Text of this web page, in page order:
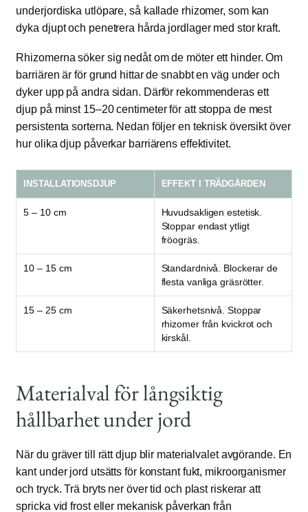
underjordiska utlöpare, så kallade rhizomer, som kan
dyka djupt och penetrera hårda jordlager med stor kraft.
Rhizomerna söker sig nedåt om de möter ett hinder. Om
barriären är för grund hittar de snabbt en väg under och
dyker upp på andra sidan. Därför rekommenderas ett
djup på minst 15–20 centimeter för att stoppa de mest
persistenta sorterna. Nedan följer en teknisk översikt över
hur olika djup påverkar barriärens effektivitet.
INSTALLATIONSDJUP EFFEKT I TRÄDGÅRDEN
5 – 10 cm
Huvudsakligen estetisk.
Stoppar endast ytligt
fröogräs.
10 – 15 cm
Standardnivå. Blockerar de
flesta vanliga gräsrötter.
15 – 25 cm
Säkerhetsnivå. Stoppar
rhizomer från kvickrot och
kirskål.
Materialval för långsiktig
hållbarhet under jord
När du gräver till rätt djup blir materialvalet avgörande. En
kant under jord utsätts för konstant fukt, mikroorganismer
och tryck. Trä bryts ner över tid och plast riskerar att
spricka vid frost eller mekanisk påverkan från